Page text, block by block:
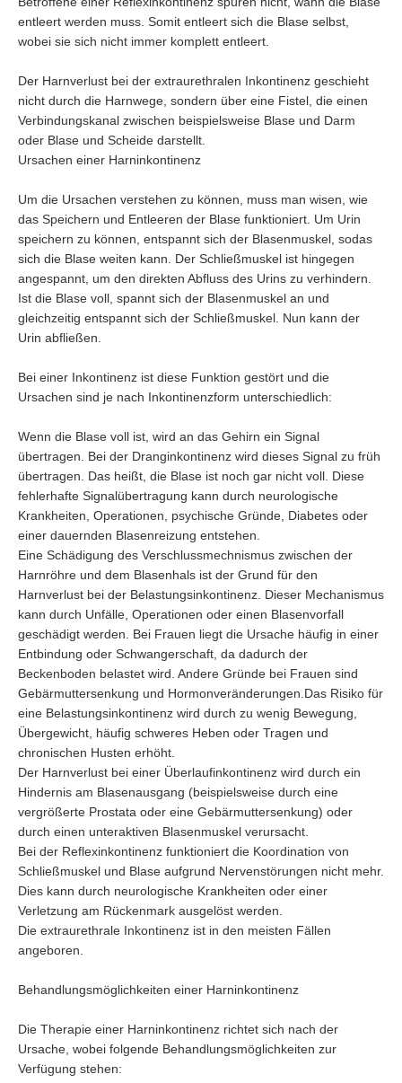
entleert werden muss. Somit entleert sich die Blase selbst,
wobei sie sich nicht immer komplett entleert.
Der Harnverlust bei der extraurethralen Inkontinenz geschieht
nicht durch die Harnwege, sondern über eine Fistel, die einen
Verbindungskanal zwischen beispielsweise Blase und Darm
oder Blase und Scheide darstellt.
Ursachen einer Harninkontinenz
Um die Ursachen verstehen zu können, muss man wisen, wie
das Speichern und Entleeren der Blase funktioniert. Um Urin
speichern zu können, entspannt sich der Blasenmuskel, sodas
sich die Blase weiten kann. Der Schließmuskel ist hingegen
angespannt, um den direkten Abfluss des Urins zu verhindern.
Ist die Blase voll, spannt sich der Blasenmuskel an und
gleichzeitig entspannt sich der Schließmuskel. Nun kann der
Urin abfließen.
Bei einer Inkontinenz ist diese Funktion gestört und die
Ursachen sind je nach Inkontinenzform unterschiedlich:
Wenn die Blase voll ist, wird an das Gehirn ein Signal
übertragen. Bei der Dranginkontinenz wird dieses Signal zu früh
übertragen. Das heißt, die Blase ist noch gar nicht voll. Diese
fehlerhafte Signalübertragung kann durch neurologische
Krankheiten, Operationen, psychische Gründe, Diabetes oder
einer dauernden Blasenreizung entstehen.
Eine Schädigung des Verschlussmechnismus zwischen der
Harnröhre und dem Blasenhals ist der Grund für den
Harnverlust bei der Belastungsinkontinenz. Dieser Mechanismus
kann durch Unfälle, Operationen oder einen Blasenvorfall
geschädigt werden. Bei Frauen liegt die Ursache häufig in einer
Entbindung oder Schwangerschaft, da dadurch der
Beckenboden belastet wird. Andere Gründe bei Frauen sind
Gebärmuttersenkung und Hormonveränderungen.Das Risiko für
eine Belastungsinkontinenz wird durch zu wenig Bewegung,
Übergewicht, häufig schweres Heben oder Tragen und
chronischen Husten erhöht.
Der Harnverlust bei einer Überlaufinkontinenz wird durch ein
Hindernis am Blasenausgang (beispielsweise durch eine
vergrößerte Prostata oder eine Gebärmuttersenkung) oder
durch einen unteraktiven Blasenmuskel verursacht.
Bei der Reflexinkontinenz funktioniert die Koordination von
Schließmuskel und Blase aufgrund Nervenstörungen nicht mehr.
Dies kann durch neurologische Krankheiten oder einer
Verletzung am Rückenmark ausgelöst werden.
Die extraurethrale Inkontinenz ist in den meisten Fällen
angeboren.
Behandlungsmöglichkeiten einer Harninkontinenz
Die Therapie einer Harninkontinenz richtet sich nach der
Ursache, wobei folgende Behandlungsmöglichkeiten zur
Verfügung stehen: